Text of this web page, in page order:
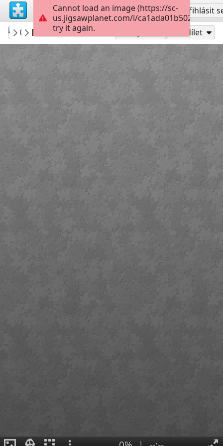
Vytvořit účet Přihlásit
babazoom
Meher Baba
Meher Baba 14 Sdílet
Cannot load an image (https://sc-
us.jigsawplanet.com/i/
try it again.